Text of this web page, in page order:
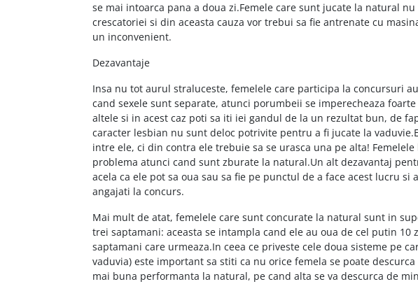
se mai intoarca pana a doua zi.Femele care sunt jucate la natural
crescatoriei si din aceasta cauza vor trebui sa fie antrenate cu
un inconvenient.
Dezavantaje
Insa nu tot aurul straluceste, femelele care participa la concursuri
cand sexele sunt separate, atunci porumbeii se imperecheaza
altele si in acest caz poti sa iti iei gandul de la un rezultat bun, de
caracter lesbian nu sunt deloc potrivite pentru a fi jucate la
intre ele, ci din contra ele trebuie sa se urasca una pe alta!
problema atunci cand sunt zburate la natural.Un alt dezavantaj
acela ca ele pot sa oua sau sa fie pe punctul de a face acest lucru si
angajati la concurs.
Mai mult de atat, femelele care sunt concurate la natural sunt in
trei saptamani: aceasta se intampla cand ele au oua de cel putin 10
saptamani care urmeaza.In ceea ce priveste cele doua sisteme pe
vaduvia) este important sa stiti ca nu orice femela se poate
mai buna performanta la natural, pe cand alta se va descurca de